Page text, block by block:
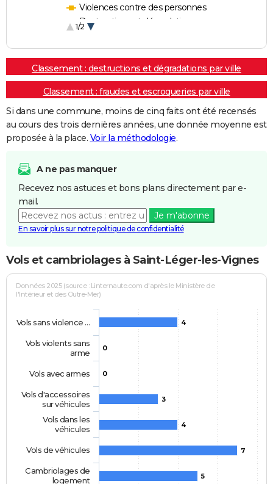
Violences contre des personnes
Destructions et dégradations
1/2
Classement : destructions et dégradations par ville
Classement : fraudes et escroqueries par ville
Si dans une commune, moins de cinq faits ont été recensés
au cours des trois dernières années, une donnée moyenne est
proposée à la place. Voir la méthodologie.
A ne pas manquer
Recevez nos astuces et bons plans directement par e-
mail.
Je m'abonne
En savoir plus sur notre politique de confidentialité
Vols et cambriolages à Saint-Léger-les-Vignes
Données 2025 (source : Linternaute.com d'après le Ministère de
l'Intérieur et des Outre-Mer)
4
0
0
3
4
7
5
Vols sans violence …
Vols violents sans
arme
Vols avec armes
Vols d'accessoires
sur véhicules
Vols dans les
véhicules
Vols de véhicules
Cambriolages de
logement